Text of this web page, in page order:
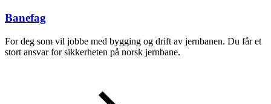
Banefag
For deg som vil jobbe med bygging og drift av jernbanen. Du får et
stort ansvar for sikkerheten på norsk jernbane.